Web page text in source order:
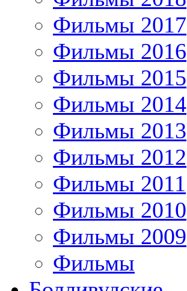
Фильмы 2017
Фильмы 2016
Фильмы 2015
Фильмы 2014
Фильмы 2013
Фильмы 2012
Фильмы 2011
Фильмы 2010
Фильмы 2009
Фильмы